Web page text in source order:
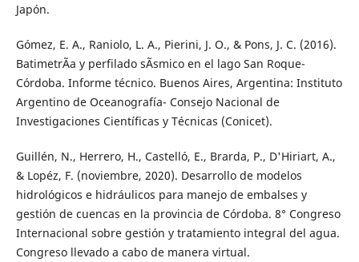
Japón.
Gómez, E. A., Raniolo, L. A., Pierini, J. O., & Pons, J. C. (2016).
BatimetrÃ­a y perfilado sÃ­smico en el lago San Roque-
Córdoba. Informe técnico. Buenos Aires, Argentina: Instituto
Argentino de Oceanografía- Consejo Nacional de
Investigaciones Científicas y Técnicas (Conicet).
Guillén, N., Herrero, H., Castelló, E., Brarda, P., D'Hiriart, A.,
& Lopéz, F. (noviembre, 2020). Desarrollo de modelos
hidrológicos e hidráulicos para manejo de embalses y
gestión de cuencas en la provincia de Córdoba. 8° Congreso
Internacional sobre gestión y tratamiento integral del agua.
Congreso llevado a cabo de manera virtual.